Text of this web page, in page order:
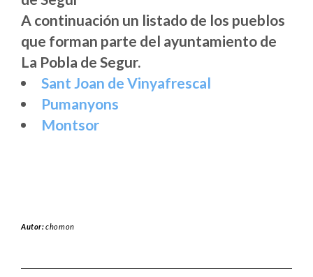
A continuación un listado de los pueblos
que forman parte del ayuntamiento de
La Pobla de Segur.
Sant Joan de Vinyafrescal
Pumanyons
Montsor
Autor:chomon